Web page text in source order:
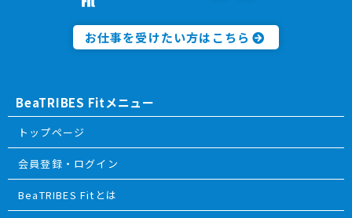
お仕事を受けたい方はこちら
BeaTRIBES Fitメニュー
トップページ
会員登録・ログイン
BeaTRIBES Fitとは